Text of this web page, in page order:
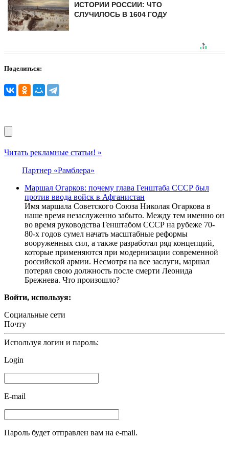
ИСТОРИИ РОССИИ: ЧТО
СЛУЧИЛОСЬ В 1604 ГОДУ
Поделиться:
Читать рекламные статьи! »
Партнер «Рамблера»
Маршал Огарков: почему глава Генштаба СССР был
против ввода войск в Афганистан
Имя маршала Советского Союза Николая Огаркова в
наше время незаслуженно забыто. Между тем именно он
во время руководства Генштабом СССР на рубеже 70-
80-х годов сумел начать масштабные реформы
вооруженных сил, а также разработал ряд концепций,
которые применяются при модернизации современной
российской армии. Несмотря на все заслуги, маршал
потерял свою должность после смерти Леонида
Брежнева. Что произошло?
Войти, используя:
Социальные сети
Почту
Используя логин и пароль:
Login
E-mail
Пароль будет отправлен вам на e-mail.